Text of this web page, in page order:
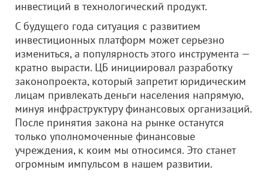
инвестиций в технологический продукт.
С будущего года ситуация с развитием
инвестиционных платформ может серьезно
измениться, а популярность этого инструмента —
кратно вырасти. ЦБ инициировал разработку
законопроекта, который запретит юридическим
лицам привлекать деньги населения напрямую,
минуя инфраструктуру финансовых организаций.
После принятия закона на рынке останутся
только уполномоченные финансовые
учреждения, к коим мы относимся. Это станет
огромным импульсом в нашем развитии.